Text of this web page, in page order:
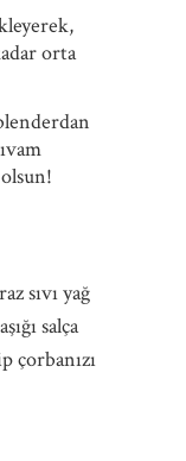
orta
sıvı yağ
salça
çorbanızı